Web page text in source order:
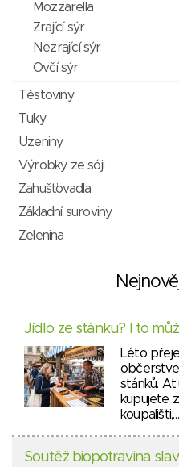
Mozzarella
Zrající sýr
Nezrající sýr
Ovčí sýr
Těstoviny
Tuky
Uzeniny
Výrobky ze sóji
Zahušťovadla
Základní suroviny
Zelenina
Jídlo ze stánku? I to
Léto přeje
stánků. Ať
kupujete
koupališti,…
Soutěž biopotravina